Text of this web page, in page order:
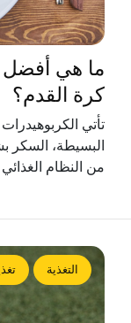
ما هي أفضل
كرة القدم؟
تأتي
البسيطة، السكر
من النظام
التغذية